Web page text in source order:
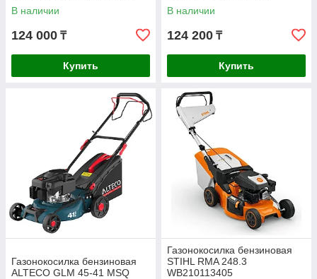
В наличии
124 000 ₸
Купить
В наличии
124 200 ₸
Купить
Газонокосилка бензиновая
ALTECO GLM 45-41 MSQ
Газонокосилка бензиновая
STIHL RMA 248.3
WB210113405